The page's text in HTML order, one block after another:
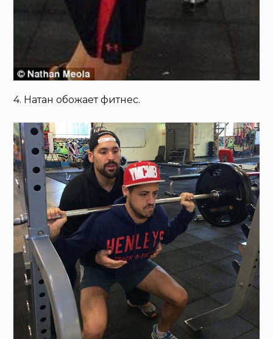
4. Натан обожает фитнес.